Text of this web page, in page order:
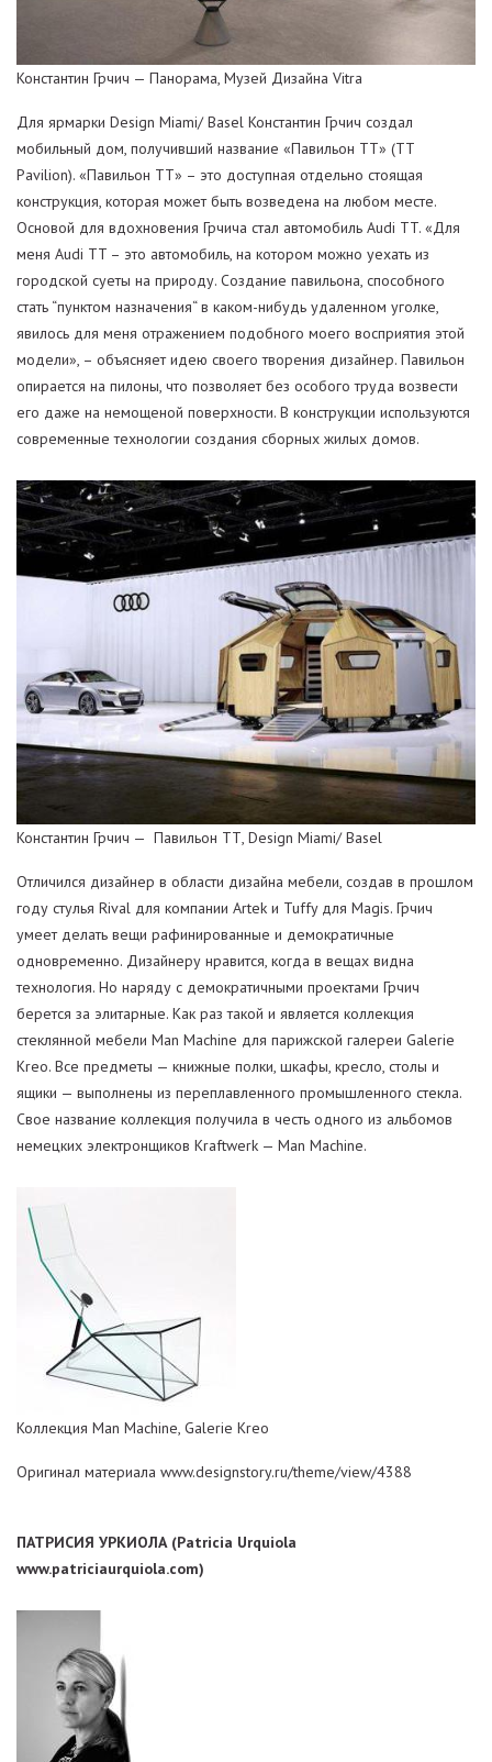
Константин Грчич — Панорама, Музей Дизайна Vitra
Для ярмарки Design Miami/ Basel Константин Грчич создал
мобильный дом, получивший название «Павильон ТТ» (TT
Pavilion). «Павильон ТТ» – это доступная отдельно стоящая
конструкция, которая может быть возведена на любом месте.
Основой для вдохновения Грчича стал автомобиль Audi TT. «Для
меня Audi TT – это автомобиль, на котором можно уехать из
городской суеты на природу. Создание павильона, способного
стать “пунктом назначения“ в каком-нибудь удаленном уголке,
явилось для меня отражением подобного моего восприятия этой
модели», – объясняет идею своего творения дизайнер. Павильон
опирается на пилоны, что позволяет без особого труда возвести
его даже на немощеной поверхности. В конструкции используются
современные технологии создания сборных жилых домов.
Константин Грчич — Павильон ТТ, Design Miami/ Basel
Отличился дизайнер в области дизайна мебели, создав в прошлом
году стулья Rival для компании Artek и Tuffy для Magis. Грчич
умеет делать вещи рафинированные и демократичные
одновременно. Дизайнеру нравится, когда в вещах видна
технология. Но наряду с демократичными проектами Грчич
берется за элитарные. Как раз такой и является коллекция
стеклянной мебели Man Machine для парижской галереи Galerie
Kreo. Все предметы — книжные полки, шкафы, кресло, столы и
ящики — выполнены из переплавленного промышленного стекла.
Свое название коллекция получила в честь одного из альбомов
немецких электронщиков Kraftwerk — Man Machine.
Коллекция Man Machine, Galerie Kreo
Оригинал материала www.designstory.ru/theme/view/4388
ПАТРИСИЯ УРКИОЛА (Patricia Urquiola
www.patriciaurquiola.com)